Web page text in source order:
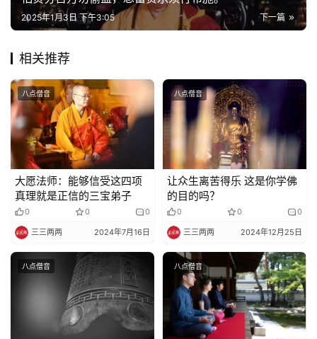
礼
视
纪
录
佛
教
艺
术
政
策
下一篇
2025年1月3日 下午3:05
相关推荐
八点僧音
大愿法师：能够信受这四项
真理就是正信的三宝弟子
0 0 0
三三两两 2024年7月16日
八点僧音
让众生离苦得乐 这是你学佛
的目的吗？
0 0 0
三三两两 2024年12月25日
八点僧音 八点僧音